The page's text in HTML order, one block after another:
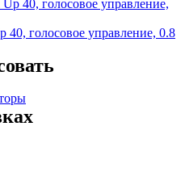
40, голосовое управление, 0.8